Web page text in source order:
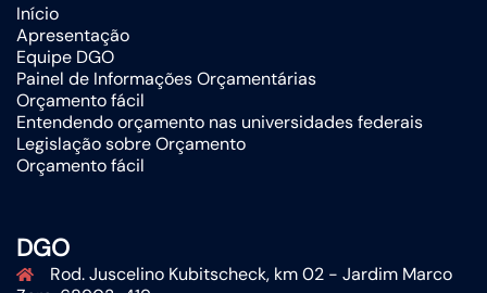
Início
Apresentação
Equipe DGO
Painel de Informações Orçamentárias
Orçamento fácil
Entendendo orçamento nas universidades federais
Legislação sobre Orçamento
Orçamento fácil
DGO
Rod. Juscelino Kubitscheck, km 02 - Jardim Marco